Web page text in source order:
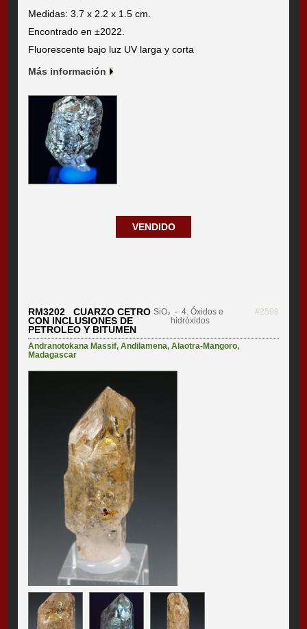
Medidas: 3.7 x 2.2 x 1.5 cm.
Encontrado en ±2022.
Fluorescente bajo luz UV larga y corta
Más información
VENDIDO
RM3202 CUARZO CETRO
CON INCLUSIONES DE
PETROLEO Y BITUMEN
SiO₂ - 4. Óxidos e
hidróxidos
#2598
Andranotokana Massif,Andilamena,Alaotra-Mangoro,
Madagascar